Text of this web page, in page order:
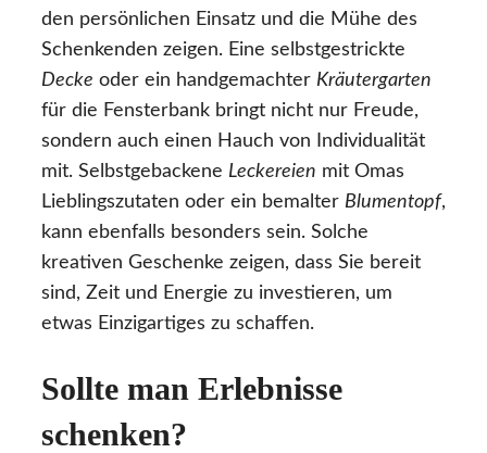
den persönlichen Einsatz und die Mühe des
Schenkenden zeigen. Eine selbstgestrickte
Decke oder ein handgemachter Kräutergarten
für die Fensterbank bringt nicht nur Freude,
sondern auch einen Hauch von Individualität
mit. Selbstgebackene Leckereien mit Omas
Lieblingszutaten oder ein bemalter Blumentopf,
kann ebenfalls besonders sein. Solche
kreativen Geschenke zeigen, dass Sie bereit
sind, Zeit und Energie zu investieren, um
etwas Einzigartiges zu schaffen.
Sollte man Erlebnisse
schenken?